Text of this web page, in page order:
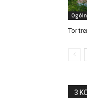
Tor
3